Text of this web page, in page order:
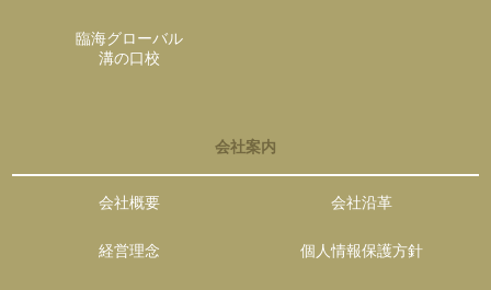
臨海グローバル
溝の口校
会社案内
会社概要 会社沿革
経営理念 個人情報保護方針